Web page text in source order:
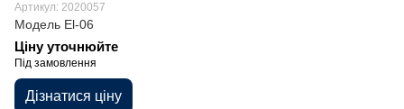
Артикул: 2020057
Модель El-06
Ціну уточнюйте
Під замовлення
Дізнатися ціну